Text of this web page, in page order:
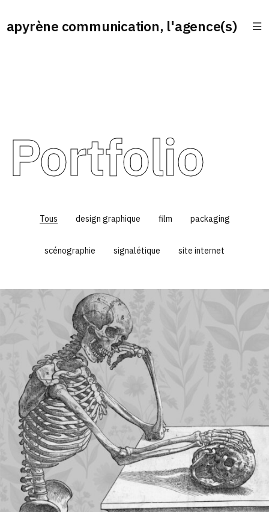
apyrène communication, l'agence(s)
Portfolio
Tous design graphique film packaging
scénographie signalétique site internet